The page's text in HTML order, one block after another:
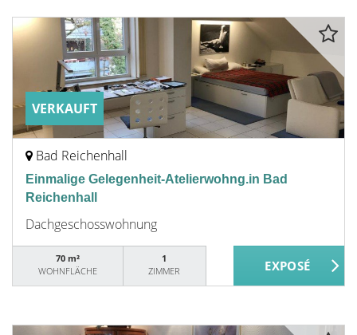
VERKAUFT
Bad Reichenhall
Einmalige Gelegenheit-Atelierwohng.in Bad
Reichenhall
Dachgeschosswohnung
70 m²
WOHNFLÄCHE
1
ZIMMER